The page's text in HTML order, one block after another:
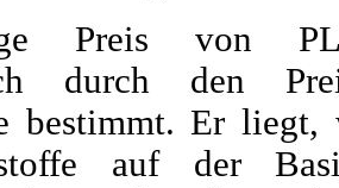
Preis von
durch den
bestimmt. Er
auf der